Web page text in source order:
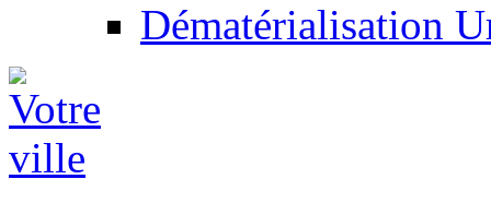
Dématérialisation